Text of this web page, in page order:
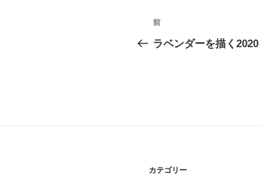
投
稿
シ
過
去
前
ラベンダーを描く2020
カテゴリー